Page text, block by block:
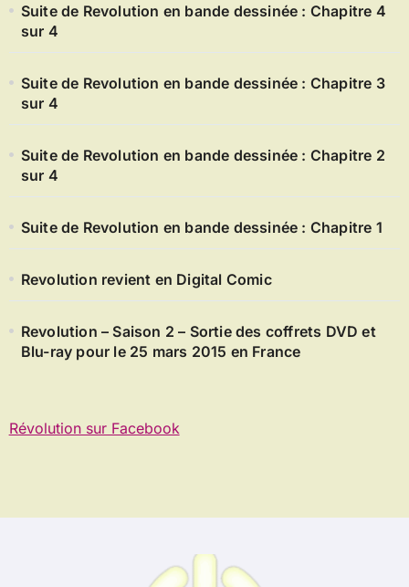
Suite de Revolution en bande dessinée : Chapitre 4
sur 4
Suite de Revolution en bande dessinée : Chapitre 3
sur 4
Suite de Revolution en bande dessinée : Chapitre 2
sur 4
Suite de Revolution en bande dessinée : Chapitre 1
Revolution revient en Digital Comic
Revolution – Saison 2 – Sortie des coffrets DVD et
Blu-ray pour le 25 mars 2015 en France
Révolution sur Facebook